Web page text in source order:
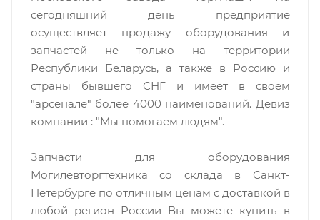
сегодняшний день предприятие
осуществляет продажу оборудования и
запчастей не только на территории
Республики Беларусь, а также в Россию и
страны бывшего СНГ и имеет в своем
"арсенале" более 4000 наименований. Девиз
компании : "Мы помогаем людям".
Запчасти для оборудования
Могилевторгтехника со склада в Санкт-
Петербурге по отличным ценам c доставкой в
любой регион России Вы можете купить в